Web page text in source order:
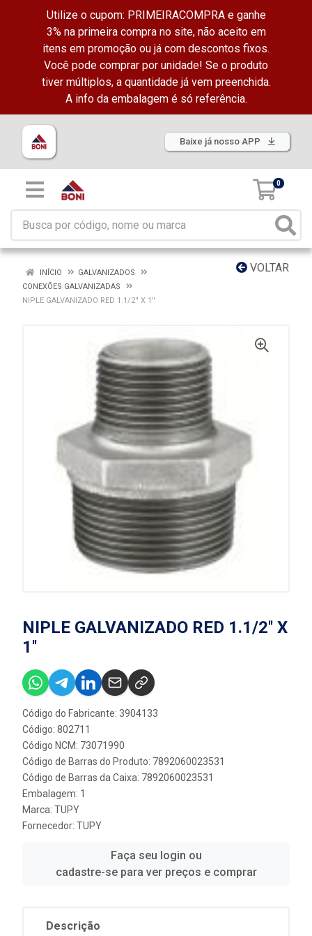
Utilize o cupom: PRIMEIRACOMPRA e ganhe
3% na primeira compra no site, não aceito em
itens em promoção ou já com descontos fixos.
Você pode comprar por unidade! Se o produto
tiver múltiplos, a quantidade já vem preenchida.
A info da embalagem é só referência.
Baixe já nosso APP
0
VOLTAR
INÍCIO
GALVANIZADOS
CONEXÕES GALVANIZADAS
NIPLE GALVANIZADO RED 1.1/2'' X 1''
NIPLE GALVANIZADO RED 1.1/2'' X
1''
Código do Fabricante: 3904133
Código: 802711
Código NCM: 73071990
Código de Barras do Produto: 7892060023531
Código de Barras da Caixa: 7892060023531
Embalagem: 1
Marca: TUPY
Fornecedor: TUPY
Faça seu login ou
cadastre-se para ver preços e comprar
Descrição